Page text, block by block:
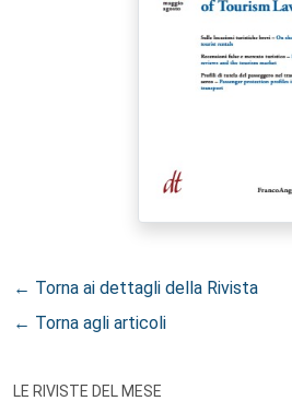
← Torna ai dettagli della Rivista
← Torna agli articoli
LE RIVISTE DEL MESE